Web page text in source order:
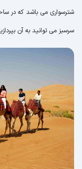
شترسواری می باشد که در
سرسبز می توانید به آن